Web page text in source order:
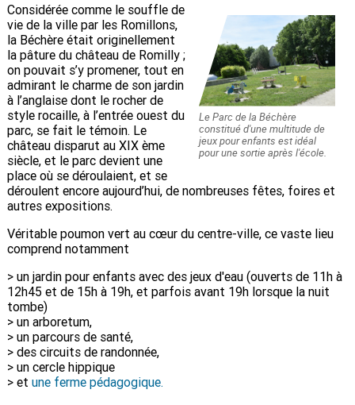
Le Parc de la Béchère
constitué d'une multitude de
jeux pour enfants est idéal
pour une sortie après l'école.
Considérée comme le souffle de
vie de la ville par les Romillons,
la Béchère était originellement
la pâture du château de Romilly ;
on pouvait s’y promener, tout en
admirant le charme de son jardin
à l’anglaise dont le rocher de
style rocaille, à l’entrée ouest du
parc, se fait le témoin. Le
château disparut au XIX ème
siècle, et le parc devient une
place où se déroulaient, et se
déroulent encore aujourd’hui, de nombreuses fêtes, foires et
autres expositions.
Véritable poumon vert au cœur du centre-ville, ce vaste lieu
comprend notamment
> un jardin pour enfants avec des jeux d'eau (ouverts de 11h à
12h45 et de 15h à 19h, et parfois avant 19h lorsque la nuit
tombe)
> un arboretum,
> un parcours de santé,
> des circuits de randonnée,
> un cercle hippique
> et une ferme pédagogique.